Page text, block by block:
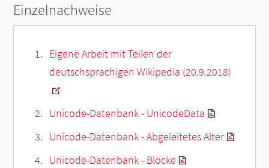
Einzelnachweise
Eigene Arbeit mit Teilen der
deutschsprachigen Wikipedia (20.9.2018)
Unicode-Datenbank - UnicodeData
Unicode-Datenbank - Abgeleitetes Alter
Unicode-Datenbank - Blöcke